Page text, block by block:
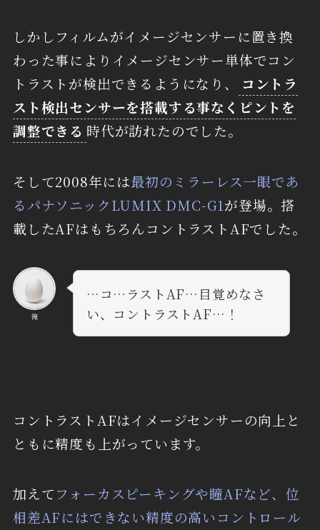
しかしフィルムがイメージセンサーに置き換
わった事によりイメージセンサー単体でコン
トラストが検出できるようになり、
コントラ
スト検出センサーを搭載する事なくピントを
調整できる 時代が訪れたのでした。
そして2008年には最初のミラーレス一眼であ
るパナソニックLUMIX DMC-G1が登場。搭
載したAFはもちろんコントラストAFでした。
俺
…コ…ラストAF…目覚めなさ
い、コントラストAF…！
コントラストAFはイメージセンサーの向上と
ともに精度も上がっています。
加えてフォーカスピーキングや瞳AFなど、位
相差AFにはできない精度の高いコントロール